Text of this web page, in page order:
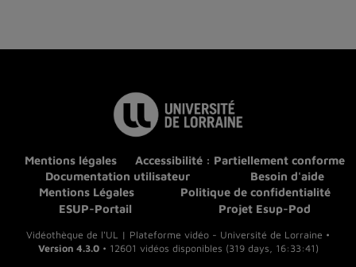
Mentions légales
Accessibilité : Partiellement conforme
Documentation utilisateur
Besoin d'aide
Mentions Légales
Politique de confidentialité
ESUP-Portail
Projet Esup-Pod
Vidéothèque de l'UL | Plateforme vidéo - Université de Lorraine •
Version 4.3.0• 12601 vidéos disponibles (319 days, 16:33:41)